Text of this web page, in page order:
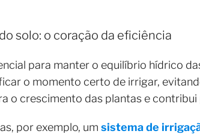
solo: o coração da eficiência
para manter o equilíbrio hídrico
o momento certo de irrigar,
o crescimento das plantas e contribui
por exemplo, um sistema de